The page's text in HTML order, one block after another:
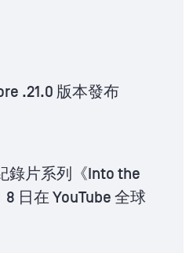
.21.0 版本發布
錄片系列《Into the
日在 YouTube 全球